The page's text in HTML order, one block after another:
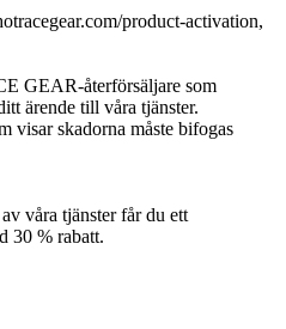
product-activation,
GEAR-återförsäljare som
ärende till våra tjänster.
visar skadorna måste bifogas
våra tjänster får du ett
30 % rabatt.